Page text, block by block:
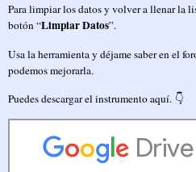
Para limpiar los datos y volver a llenar la
botón “Limpiar Datos”.
Usa la herramienta y déjame saber en el
podemos mejorarla.
Puedes descargar el instrumento aquí. 👇